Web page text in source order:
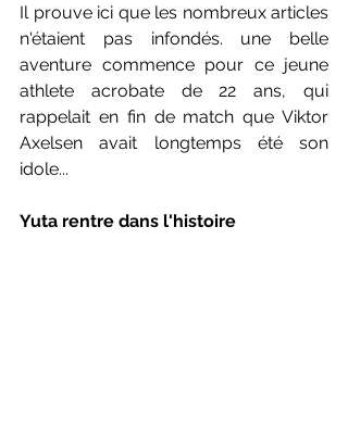
Il prouve ici que les nombreux articles
n'étaient pas infondés. une belle
aventure commence pour ce jeune
athlete acrobate de 22 ans, qui
rappelait en fin de match que Viktor
Axelsen avait longtemps été son
idole...
Yuta rentre dans l'histoire